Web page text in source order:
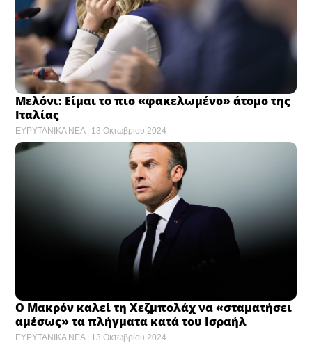
Μελόνι: Είμαι το πιο «φακελωμένο» άτομο της
Ιταλίας
ΕΥΡΥΤΑΝΙΚΑ ΝΕΑ 13 Οκτωβρίου 2024
Ο Μακρόν καλεί τη Χεζμπολάχ να «σταματήσει
αμέσως» τα πλήγματα κατά του Ισραήλ
ΕΥΡΥΤΑΝΙΚΑ ΝΕΑ 13 Οκτωβρίου 2024